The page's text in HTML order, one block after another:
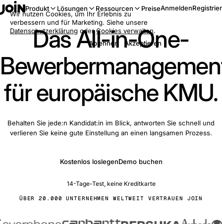
Produkt Lösungen Ressourcen PreiseAnmelden
Das All-in-One-
für europäische KMU.
Behalten Sie jede:n Kandidat:in im Blick, antworten Sie schnell und
verlieren Sie keine gute Einstellung an einen langsamen Prozess.
Kostenlos loslegenDemo buchen
14-Tage-Test, keine Kreditkarte
ÜBER 20.000 UNTERNEHMEN WELTWEIT VERTRAUEN JOIN
Wir nutzen Cookies, um Ihr Erlebnis zu
verbessern und für Marketing. Siehe unsere
Datenschutzerklärung oderCookies verwalten.
Ablehnen
Akzeptieren